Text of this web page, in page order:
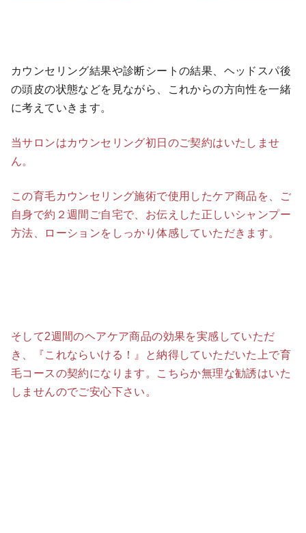
カウンセリング結果や診断シートの結果、ヘッドスパ後
の頭皮の状態などを見ながら、これからの方向性を一緒
に考えていきます。
当サロンはカウンセリング初日のご契約はいたしませ
ん。
この育毛カウンセリング施術で使用したケア商品を、ご
自身で約２週間ご自宅で、お伝えした正しいシャンプー
方法、ローションをしっかり体感していただきます。
そして2週間のヘアケア商品の効果を実感していただ
き、『これならいける！』と納得していただいた上で育
毛コースの契約になります。こちらか無理な勧誘はいた
しませんのでご安心下さい。